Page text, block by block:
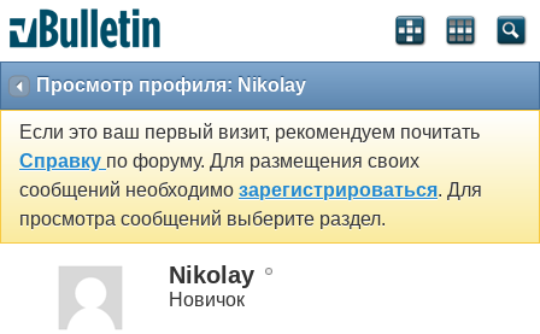
Просмотр профиля: Nikolay
Если это ваш первый визит, рекомендуем почитать
Справку по форуму. Для размещения своих
сообщений необходимо зарегистрироваться. Для
просмотра сообщений выберите раздел.
Nikolay
Новичок